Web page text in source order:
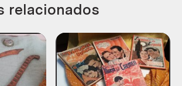
relacionados